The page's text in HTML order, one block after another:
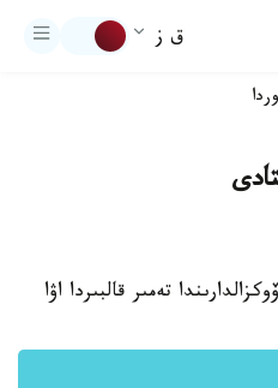
ق ز
تەمىر قالبىردا اۋا